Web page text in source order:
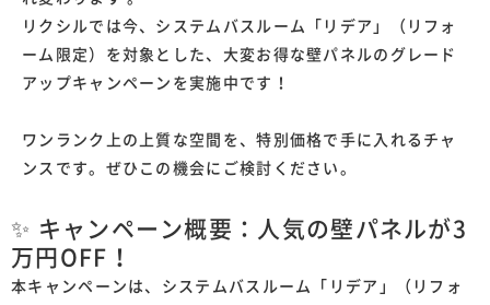
リクシルでは今、システムバスルーム「リデア」（リフォ
ーム限定）を対象とした、大変お得な壁パネルのグレード
アップキャンペーンを実施中です！
ワンランク上の上質な空間を、特別価格で手に入れるチャ
ンスです。ぜひこの機会にご検討ください。
✨ キャンペーン概要：人気の壁パネルが3
万円OFF！
本キャンペーンは、システムバスルーム「リデア」（リフォ